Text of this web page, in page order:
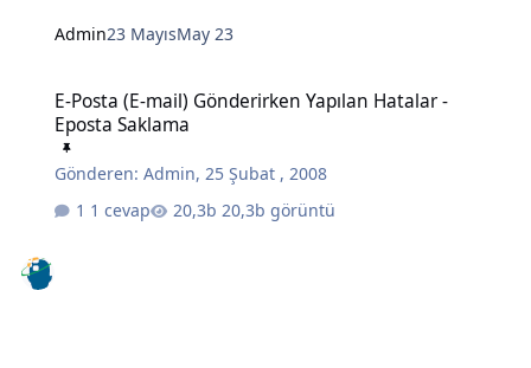
Admin23 MayısMay 23
E-Posta (E-mail) Gönderirken Yapılan Hatalar -
Eposta Saklama
Gönderen:Admin, 25 Şubat , 2008
1 cevap
20,3b görüntü